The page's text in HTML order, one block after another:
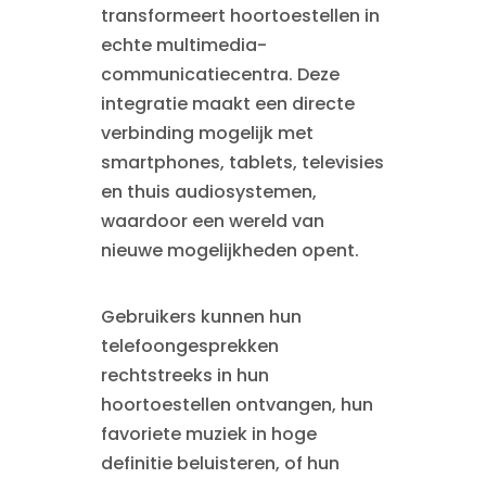
transformeert hoortoestellen in
echte multimedia-
communicatiecentra. Deze
integratie maakt een directe
verbinding mogelijk met
smartphones, tablets, televisies
en thuis audiosystemen,
waardoor een wereld van
nieuwe mogelijkheden opent.
Gebruikers kunnen hun
telefoongesprekken
rechtstreeks in hun
hoortoestellen ontvangen, hun
favoriete muziek in hoge
definitie beluisteren, of hun